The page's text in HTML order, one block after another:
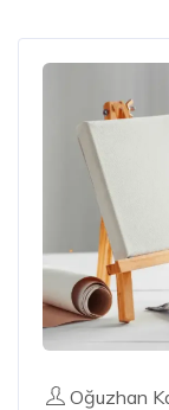
Oğuzhan